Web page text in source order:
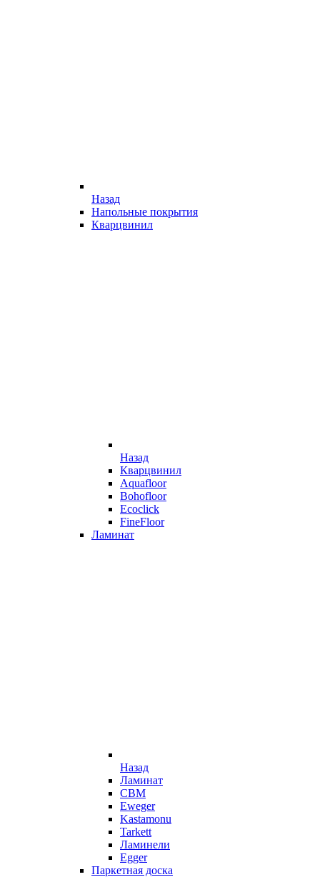
Назад
Напольные покрытия
Кварцвинил
Назад
Кварцвинил
Aquafloor
Bohofloor
Ecoclick
FineFloor
Ламинат
Назад
Ламинат
CBM
Eweger
Kastamonu
Tarkett
Ламинели
Egger
Паркетная доска